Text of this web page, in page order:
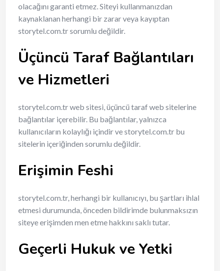
olacağını garanti etmez. Siteyi kullanmanızdan
kaynaklanan herhangi bir zarar veya kayıptan
storytel.com.tr sorumlu değildir.
Üçüncü Taraf Bağlantıları
ve Hizmetleri
storytel.com.tr web sitesi, üçüncü taraf web sitelerine
bağlantılar içerebilir. Bu bağlantılar, yalnızca
kullanıcıların kolaylığı içindir ve storytel.com.tr bu
sitelerin içeriğinden sorumlu değildir.
Erişimin Feshi
storytel.com.tr, herhangi bir kullanıcıyı, bu şartları ihlal
etmesi durumunda, önceden bildirimde bulunmaksızın
siteye erişimden men etme hakkını saklı tutar.
Geçerli Hukuk ve Yetki